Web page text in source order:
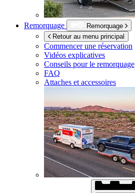
Remorquage
Remorquage
Retour au menu principal
Commencer une réservation
Vidéos explicatives
Conseils pour le remorquage
FAQ
Attaches et accessoires